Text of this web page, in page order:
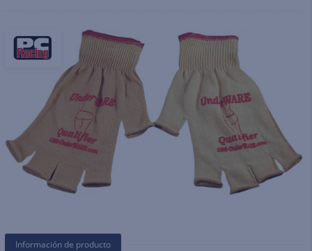
Información de producto